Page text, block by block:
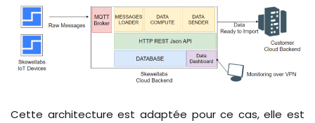
Cette architecture est adaptée pour ce cas, elle est